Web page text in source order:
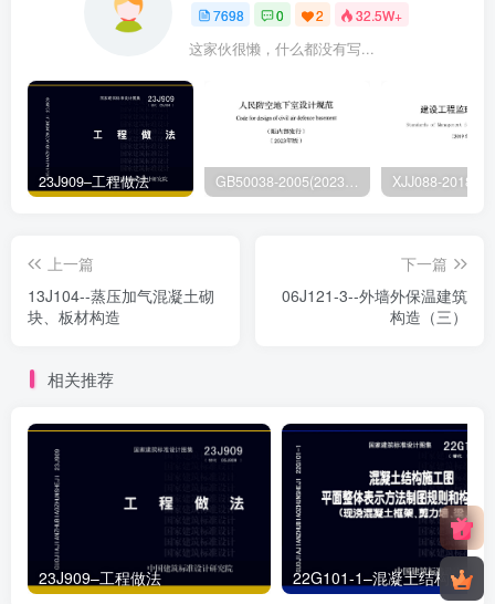
7698 0 2 32.5W+
这家伙很懒，什么都没有写...
23J909–工程做法 GB50038-2005(2023版)–人民防空地下室设计规范
上一篇
13J104--蒸压加气混凝土砌
块、板材构造
下一篇
06J121-3--外墙外保温建筑
构造（三）
相关推荐
23J909–工程做法